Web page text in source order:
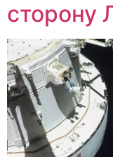
сторону